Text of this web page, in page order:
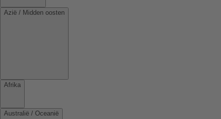
Azië / Midden oosten
Afrika
Australië / Oceanië